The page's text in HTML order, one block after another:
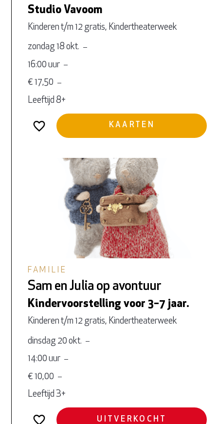
Studio Vavoom
Kinderen t/m 12 gratis, Kindertheaterweek
zondag 18 okt.
16:00 uur
€ 17,50
Leeftijd 8+
KAARTEN
FAMILIE
Sam en Julia op avontuur
Kindervoorstelling voor 3–7 jaar.
Kinderen t/m 12 gratis, Kindertheaterweek
dinsdag 20 okt.
14:00 uur
€ 10,00
Leeftijd 3+
UITVERKOCHT